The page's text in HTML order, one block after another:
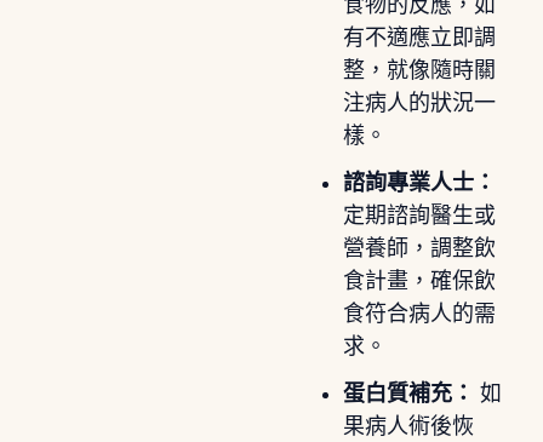
有不適應立即調
整，就像隨時關
注病人的狀況一
樣。
諮詢專業人士：
定期諮詢醫生或
營養師，調整飲
食計畫，確保飲
食符合病人的需
求。
蛋白質補充： 如
果病人術後恢